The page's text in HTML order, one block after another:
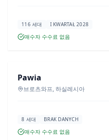
116 세대 I KWARTAŁ 2028
매수자 수수료 없음
신규 분양
Pawia
브로츠와프, 하실레시아
8 세대 BRAK DANYCH
매수자 수수료 없음